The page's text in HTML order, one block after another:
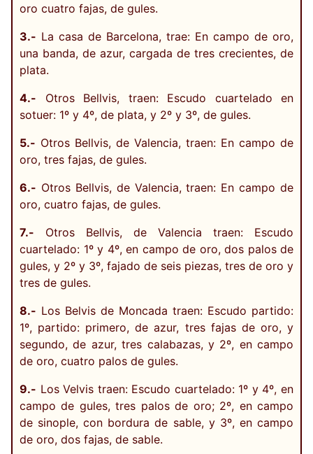
oro cuatro fajas, de gules.
3.- La casa de Barcelona, trae: En campo de oro,
una banda, de azur, cargada de tres crecientes, de
plata.
4.- Otros Bellvis, traen: Escudo cuartelado en
sotuer: 1º y 4º, de plata, y 2º y 3º, de gules.
5.- Otros Bellvis, de Valencia, traen: En campo de
oro, tres fajas, de gules.
6.- Otros Bellvis, de Valencia, traen: En campo de
oro, cuatro fajas, de gules.
7.- Otros Bellvis, de Valencia traen: Escudo
cuartelado: 1º y 4º, en campo de oro, dos palos de
gules, y 2º y 3º, fajado de seis piezas, tres de oro y
tres de gules.
8.- Los Belvis de Moncada traen: Escudo partido:
1º, partido: primero, de azur, tres fajas de oro, y
segundo, de azur, tres calabazas, y 2º, en campo
de oro, cuatro palos de gules.
9.- Los Velvis traen: Escudo cuartelado: 1º y 4º, en
campo de gules, tres palos de oro; 2º, en campo
de sinople, con bordura de sable, y 3º, en campo
de oro, dos fajas, de sable.